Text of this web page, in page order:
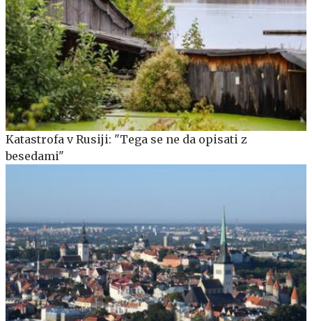
Katastrofa v Rusiji: "Tega se ne da opisati z
besedami"